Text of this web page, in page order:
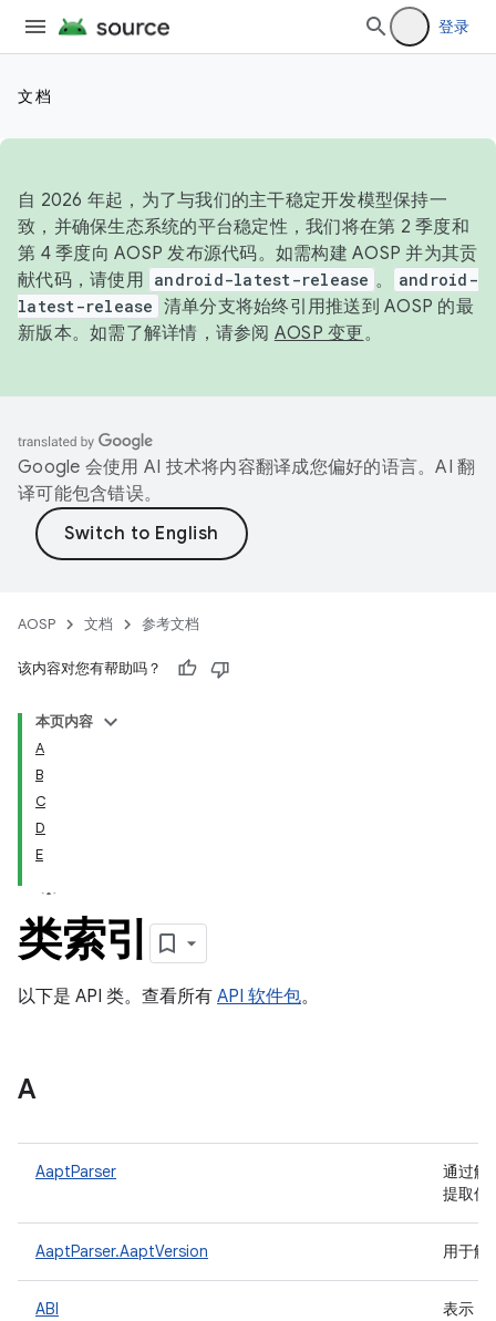
登录
文档
自 2026 年起，为了与我们的主干稳定开发模型保持一
致，并确保生态系统的平台稳定性，我们将在第 2 季度和
第 4 季度向 AOSP 发布源代码。如需构建 AOSP 并为其贡
献代码，请使用 android-latest-release 。
android-
latest-release 清单分支将始终引用推送到 AOSP 的最
新版本。如需了解详情，请参阅 AOSP 变更。
Google 会使用 AI 技术将内容翻译成您偏好的语言。AI 翻
译可能包含错误。
AOSP 文档 参考文档
该内容对您有帮助吗？
本页内容
A
B
C
D
E
类索引
以下是 API 类。查看所有 API 软件包。
A
AaptParser
通过解
提取信
AaptParser.AaptVersion 用于解
ABI 表示